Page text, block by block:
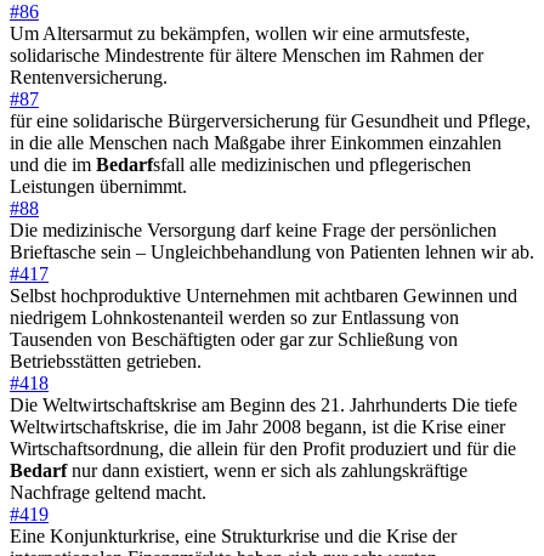
#86
Um Altersarmut zu bekämpfen, wollen wir eine armutsfeste,
solidarische Mindestrente für ältere Menschen im Rahmen der
Rentenversicherung.
#87
für eine solidarische Bürgerversicherung für Gesundheit und Pflege,
in die alle Menschen nach Maßgabe ihrer Einkommen einzahlen
und die im Bedarfsfall alle medizinischen und pflegerischen
Leistungen übernimmt.
#88
Die medizinische Versorgung darf keine Frage der persönlichen
Brieftasche sein – Ungleichbehandlung von Patienten lehnen wir ab.
#417
Selbst hochproduktive Unternehmen mit achtbaren Gewinnen und
niedrigem Lohnkostenanteil werden so zur Entlassung von
Tausenden von Beschäftigten oder gar zur Schließung von
Betriebsstätten getrieben.
#418
Die Weltwirtschaftskrise am Beginn des 21. Jahrhunderts Die tiefe
Weltwirtschaftskrise, die im Jahr 2008 begann, ist die Krise einer
Wirtschaftsordnung, die allein für den Profit produziert und für die
Bedarfnur dann existiert, wenn er sich als zahlungskräftige
Nachfrage geltend macht.
#419
Eine Konjunkturkrise, eine Strukturkrise und die Krise der